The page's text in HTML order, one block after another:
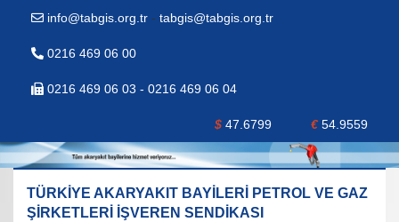
info@tabgis.org.tr - tabgis@tabgis.org.tr
0216 469 06 00
0216 469 06 03 - 0216 469 06 04
$ 47.6799 €54.9559
TÜRKİYE AKARYAKIT BAYİLERİ PETROL VE GAZ
ŞİRKETLERİ İŞVEREN SENDİKASI